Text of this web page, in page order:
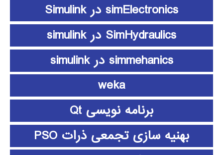
simElectronics در Simulink
SimHydraulics در simulink
simmehanics در simulink
weka
برنامه نویسی Qt
بهنیه سازی تجمعی ذرات PSO